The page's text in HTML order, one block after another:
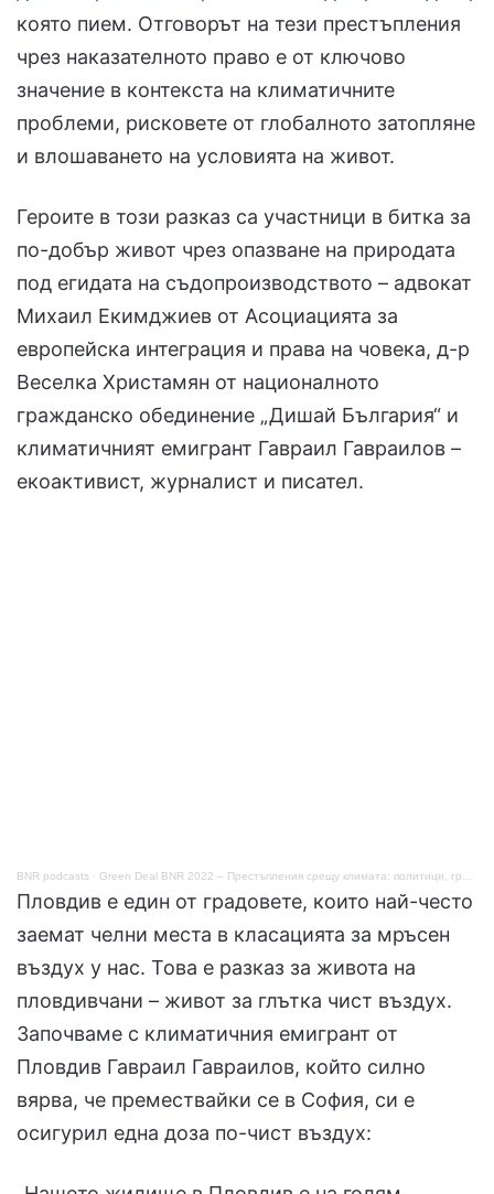
която пием. Отговорът на тези престъпления
чрез наказателното право е от ключово
значение в контекста на климатичните
проблеми, рисковете от глобалното затопляне
и влошаването на условията на живот.
Героите в този разказ са участници в битка за
по-добър живот чрез опазване на природата
под егидата на съдопроизводството – адвокат
Михаил Екимджиев от Асоциацията за
европейска интеграция и права на човека, д-р
Веселка Христамян от националното
гражданско обединение „Дишай България“ и
климатичният емигрант Гавраил Гавраилов –
екоактивист, журналист и писател.
BNR podcasts · Green Deal BNR 2022 – Престъпления срещу климатa: политици, граждани, правосъдие
Пловдив е един от градовете, които най-често
заемат челни места в класацията за мръсен
въздух у нас. Това е разказ за живота на
пловдивчани – живот за глътка чист въздух.
Започваме с климатичния емигрант от
Пловдив Гавраил Гавраилов, който силно
вярва, че премествайки се в София, си е
осигурил една доза по-чист въздух: